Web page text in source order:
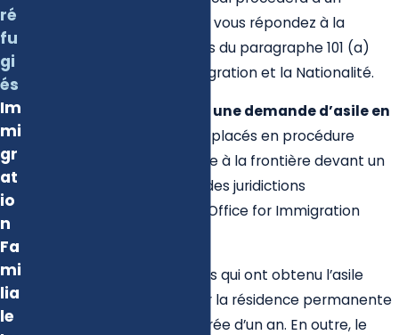
entretien et déterminera si vous répondez à la
définition de réfugié au sens du paragraphe 101 (a)
(42) (A) de la Loi sur l’Immigration et la Nationalité.
une demande d’asile en
lorsque vous êtes placés en procédure
d’expulsion ou de reconduite à la frontière devant un
juge d’immigration auprès des juridictions
administratives (Executive Office for Immigration
Les ressortissants étrangers qui ont obtenu l’asile
peuvent ensuite demander la résidence permanente
(carte verte) après une durée d’un an. En outre, le
ré
fu
gi
és
Im
mi
gr
at
io
n
Fa
mi
lia
le